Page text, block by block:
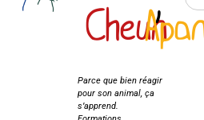
Cheun
'
Parce que bien réagir
pour son animal, ça
s’apprend.